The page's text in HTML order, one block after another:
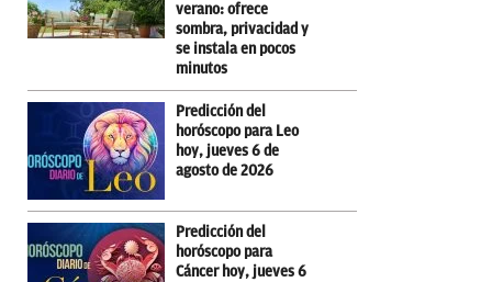
verano: ofrece
sombra, privacidad y
se instala en pocos
minutos
Predicción del
horóscopo para Leo
hoy, jueves 6 de
agosto de 2026
Predicción del
horóscopo para
Cáncer hoy, jueves 6